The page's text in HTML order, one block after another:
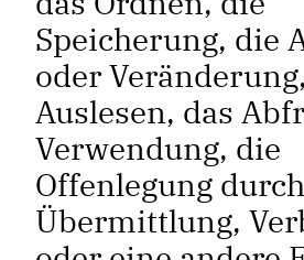
Speicherung, die
oder
Auslesen, das
Verwendung, die
Offenlegung durch
Übermittlung,